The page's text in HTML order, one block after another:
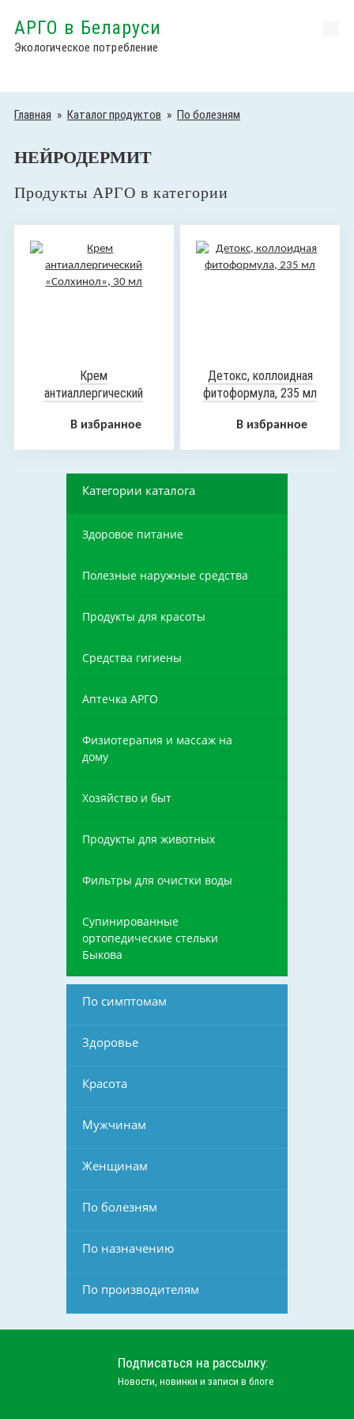
АРГО в Беларуси
Экологическое потребление
Главная » Каталог продуктов » По болезням
НЕЙРОДЕРМИТ
Продукты АРГО в категории
Крем
антиаллергический
В избранное
Детокс, коллоидная
фитоформула, 235 мл
В избранное
Категории каталога
Здоровое питание
Полезные наружные средства
Продукты для красоты
Средства гигиены
Аптечка АРГО
Физиотерапия и массаж на
дому
Хозяйство и быт
Продукты для животных
Фильтры для очистки воды
Супинированные
ортопедические стельки
Быкова
По симптомам
Здоровье
Красота
Мужчинам
Женщинам
По болезням
По назначению
По производителям
Подписаться на рассылку:
Новости, новинки и записи в блоге